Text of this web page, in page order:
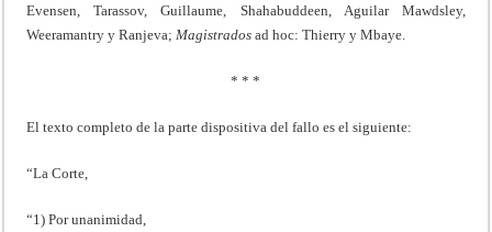
Evensen, Tarassov, Guillaume, Shahabuddeen, Aguilar Mawdsley,
Weeramantry y Ranjeva; Magistrados ad hoc: Thierry y Mbaye.
* * *
El texto completo de la parte dispositiva del fallo es el siguiente:
“La Corte,
“1) Por unanimidad,